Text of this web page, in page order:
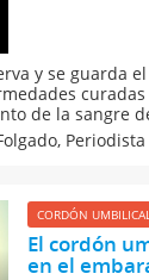
y se guarda
de la sangre
en el
él pueda tener
Periodista
CORDÓN UMBILICAL
El cordón
en el